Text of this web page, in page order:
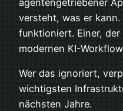
versteht, was er kann.
funktioniert. Einer,
modernen KI-
Wer das ignoriert,
wichtigsten
nächsten Jahre.